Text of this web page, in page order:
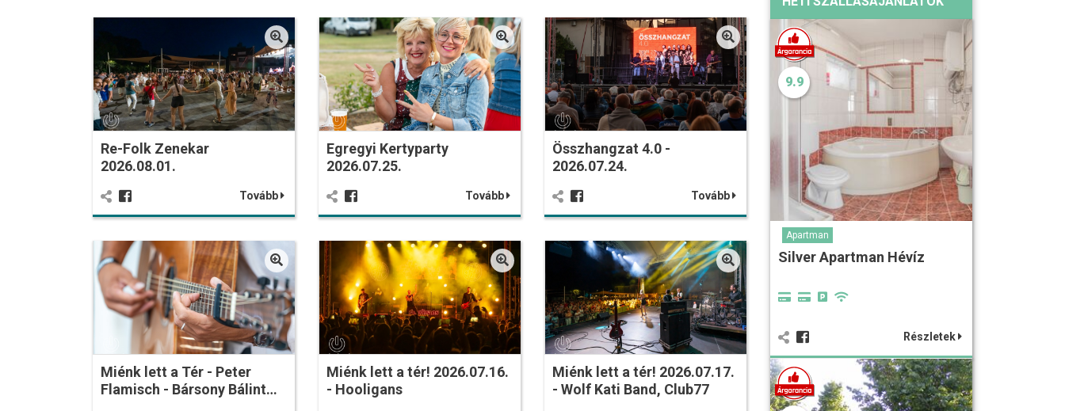
Re-Folk Zenekar
2026.08.01.
Tovább
Egregyi Kertyparty
2026.07.25.
Tovább
Összhangzat 4.0 -
2026.07.24.
Tovább
Miénk lett a Tér - Peter
Flamisch - Bársony Bálint…
Miénk lett a tér! 2026.07.16.
- Hooligans
Miénk lett a tér! 2026.07.17.
- Wolf Kati Band, Club77
9.9
Apartman
Silver Apartman Hévíz
Részletek